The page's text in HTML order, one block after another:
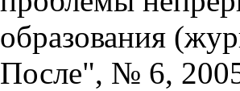
образования
После", № 6,